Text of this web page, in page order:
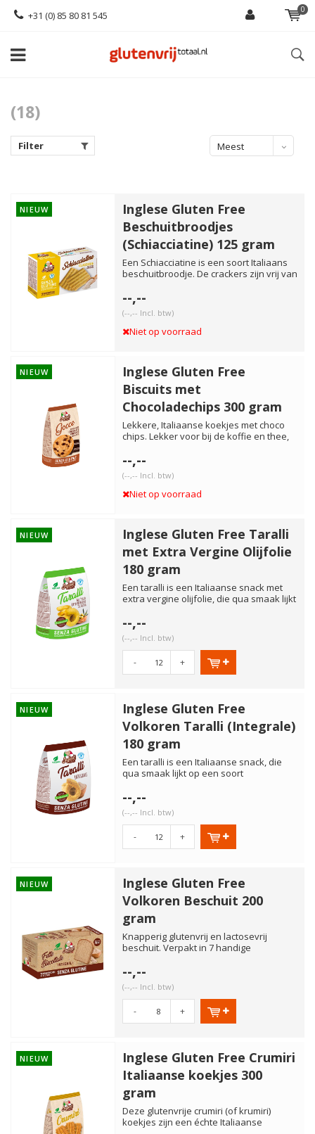
+31 (0) 85 80 81 545 0
(18)
Filter
Meest
NIEUW
Inglese Gluten Free
Beschuitbroodjes
(Schiacciatine) 125 gram
Een Schiacciatine is een soort Italiaans
beschuitbroodje. De crackers zijn vrij van
--,--
(--,-- Incl. btw)
Niet op voorraad
NIEUW
Inglese Gluten Free
Biscuits met
Chocoladechips 300 gram
Lekkere, Italiaanse koekjes met choco
chips. Lekker voor bij de koffie en thee,
--,--
(--,-- Incl. btw)
Niet op voorraad
NIEUW
Inglese Gluten Free Taralli
met Extra Vergine Olijfolie
180 gram
Een taralli is een Italiaanse snack met
extra vergine olijfolie, die qua smaak lijkt
--,--
(--,-- Incl. btw)
- +
NIEUW
Inglese Gluten Free
Volkoren Taralli (Integrale)
180 gram
Een taralli is een Italiaanse snack, die
qua smaak lijkt op een soort
--,--
(--,-- Incl. btw)
- +
NIEUW
Inglese Gluten Free
Volkoren Beschuit 200
gram
Knapperig glutenvrij en lactosevrij
beschuit. Verpakt in 7 handige
--,--
(--,-- Incl. btw)
- +
NIEUW
Inglese Gluten Free Crumiri
Italiaanse koekjes 300
gram
Deze glutenvrije crumiri (of krumiri)
koekjes zijn een échte Italiaanse